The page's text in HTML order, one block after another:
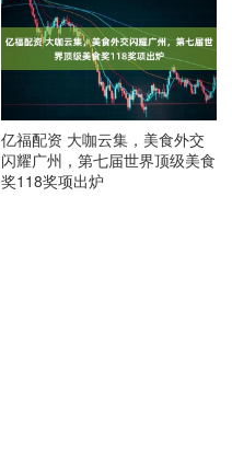
亿福配资 大咖云集，美食外交
闪耀广州，第七届世界顶级美食
奖118奖项出炉